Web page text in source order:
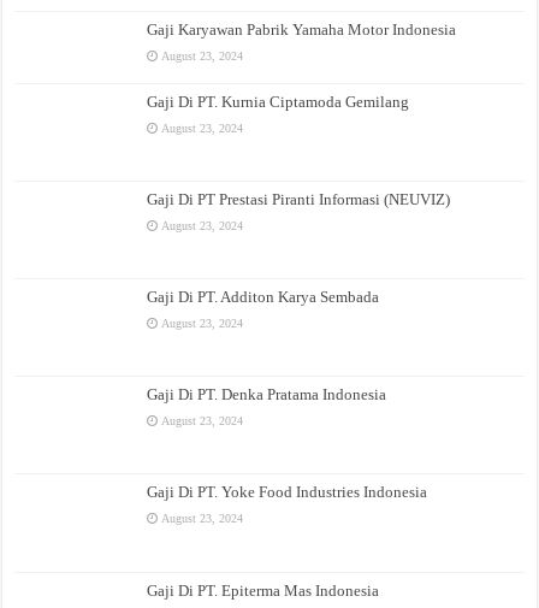
Gaji Karyawan Pabrik Yamaha Motor Indonesia
August 23, 2024
Gaji Di PT. Kurnia Ciptamoda Gemilang
August 23, 2024
Gaji Di PT Prestasi Piranti Informasi (NEUVIZ)
August 23, 2024
Gaji Di PT. Additon Karya Sembada
August 23, 2024
Gaji Di PT. Denka Pratama Indonesia
August 23, 2024
Gaji Di PT. Yoke Food Industries Indonesia
August 23, 2024
Gaji Di PT. Epiterma Mas Indonesia